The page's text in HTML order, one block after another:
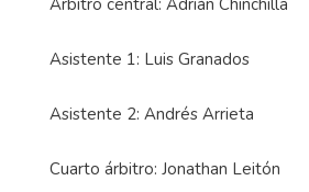
Árbitro central: Adrián Chinchilla
Asistente 1: Luis Granados
Asistente 2: Andrés Arrieta
Cuarto árbitro: Jonathan Leitón